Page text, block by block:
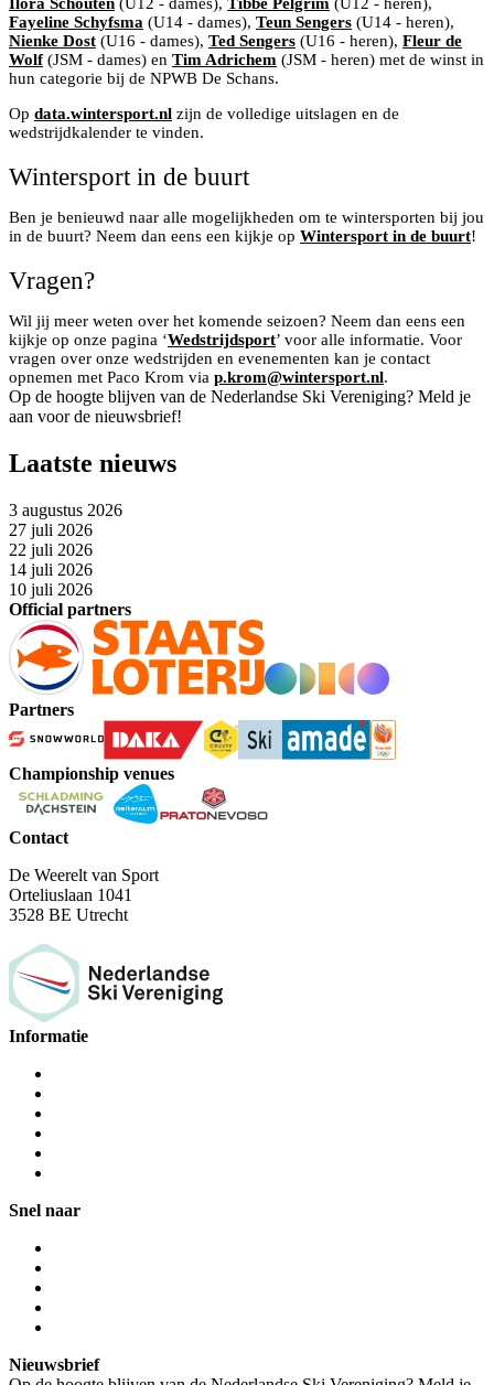
Ilora Schouten (U12 - dames), Tibbe Pelgrim (U12 - heren),
Fayeline Schyfsma (U14 - dames), Teun Sengers (U14 - heren),
Nienke Dost (U16 - dames), Ted Sengers (U16 - heren), Fleur de
Wolf(JSM - dames) en Tim Adrichem (JSM - heren) met de winst in
hun categorie bij de NPWB De Schans.
Op data.wintersport.nl zijn de volledige uitslagen en de
wedstrijdkalender te vinden.
Wintersport in de buurt
Ben je benieuwd naar alle mogelijkheden om te wintersporten bij jou
in de buurt? Neem dan eens een kijkje op Wintersport in de buurt!
Vragen?
Wil jij meer weten over het komende seizoen? Neem dan eens een
kijkje op onze pagina ‘Wedstrijdsport’ voor alle informatie. Voor
vragen over onze wedstrijden en evenementen kan je contact
opnemen met Paco Krom via p.krom@wintersport.nl.
Op de hoogte blijven van de Nederlandse Ski Vereniging? Meld je
aan voor de nieuwsbrief!
Laatste nieuws
3 augustus 2026
27 juli 2026
22 juli 2026
14 juli 2026
10 juli 2026
Official partners
Partners
Championship venues
Contact
De Weerelt van Sport
Orteliuslaan 1041
3528 BE Utrecht
Informatie
Snel naar
Nieuwsbrief